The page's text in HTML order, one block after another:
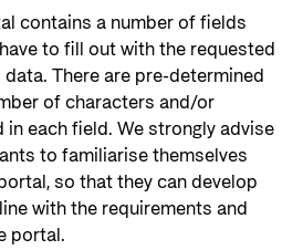
contains a number of fields
to fill out with the requested
There are pre-determined
of characters and/or
each field. We strongly advise
to familiarise themselves
so that they can develop
with the requirements and
portal.